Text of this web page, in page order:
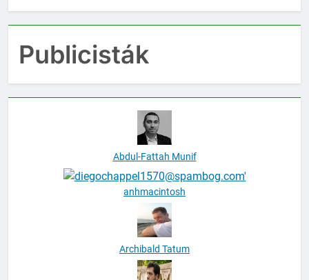
Publicisták
Abdul-Fattah Munif
anhmacintosh
Archibald Tatum